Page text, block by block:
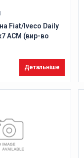
Fiat/Iveco Daily
АСМ (вир-во
Детальніше